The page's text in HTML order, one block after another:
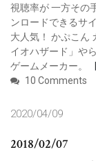
視聴率が 一方その
ンロードできるサ
大人気！ かぷこん
イオハザード」や
ゲームメーカー。
10 Comments
2020/04/09
2018/02/07